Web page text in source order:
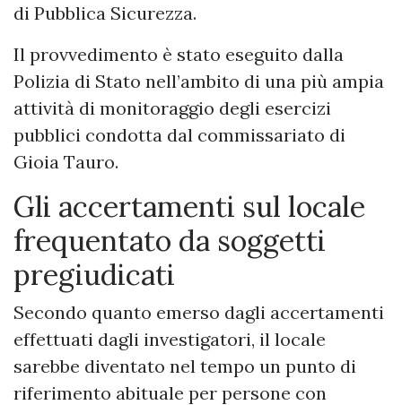
di Pubblica Sicurezza.
Il provvedimento è stato eseguito dalla
Polizia di Stato nell’ambito di una più ampia
attività di monitoraggio degli esercizi
pubblici condotta dal commissariato di
Gioia Tauro.
Gli accertamenti sul locale
frequentato da soggetti
pregiudicati
Secondo quanto emerso dagli accertamenti
effettuati dagli investigatori, il locale
sarebbe diventato nel tempo un punto di
riferimento abituale per persone con